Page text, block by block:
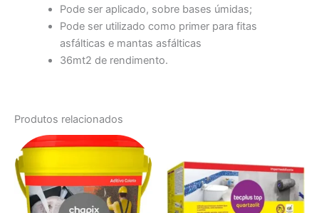
Pode ser aplicado, sobre bases úmidas;
Pode ser utilizado como primer para fitas
asfálticas e mantas asfálticas
36mt2 de rendimento.
Produtos relacionados